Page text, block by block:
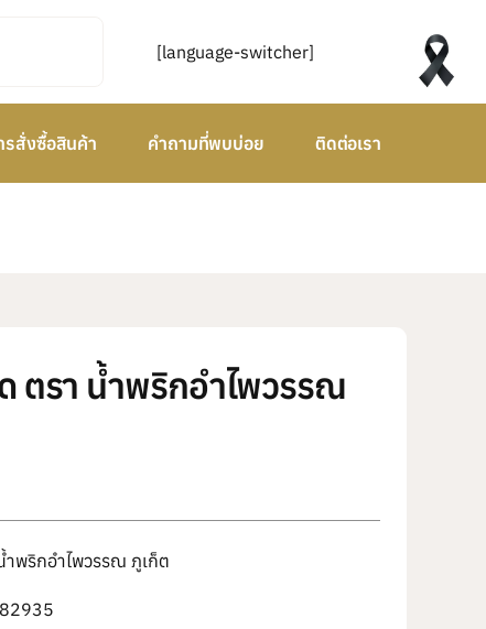
[language-switcher]
รสั่งซื้อสินค้า คำถามที่พบบ่อย ติดต่อเรา
ตรา น้ำพริกอำไพวรรณ
ำพริกอำไพวรรณ ภูเก็ต